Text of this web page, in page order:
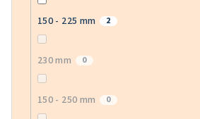
150 - 225 mm 2
230 mm 0
150 - 250 mm 0